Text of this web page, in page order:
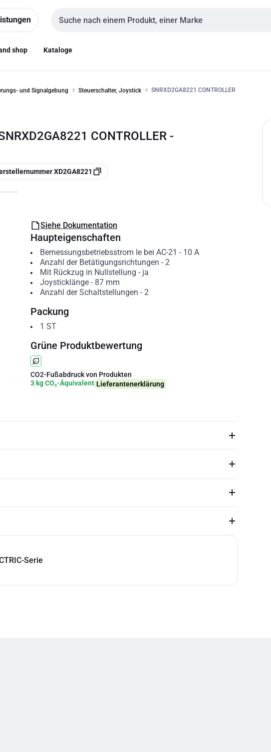
Sucheingabe
shop Kataloge
und Signalgebung Steuerschalter, Joystick SNRXD2GA8221 CONTROLLER
CONTROLLER -
XD2GA8221
Siehe Dokumentation
Haupteigenschaften
Bemessungsbetriebsstrom Ie bei AC-21 - 10 A
Anzahl der Betätigungsrichtungen - 2
Mit Rückzug in Nullstellung - ja
Joysticklänge- 87 mm
Anzahl der Schaltstellungen - 2
Packung
1 ST
Grüne Produktbewertung
CO2-Fußabdruck von Produkten
3 kg CO₂-Äquivalent Lieferantenerklärung
Serie